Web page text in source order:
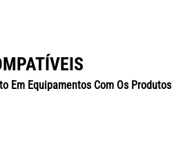
Em Equipamentos Com Os Produtos